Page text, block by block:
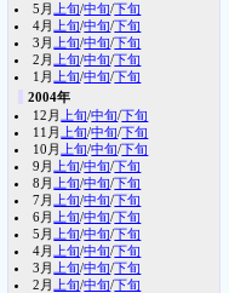
5月 上旬/中旬/下旬
4月 上旬/中旬/下旬
3月 上旬/中旬/下旬
2月 上旬/中旬/下旬
1月 上旬/中旬/下旬
2004年
12月 上旬/中旬/下旬
11月 上旬/中旬/下旬
10月 上旬/中旬/下旬
9月 上旬/中旬/下旬
8月 上旬/中旬/下旬
7月 上旬/中旬/下旬
6月 上旬/中旬/下旬
5月 上旬/中旬/下旬
4月 上旬/中旬/下旬
3月 上旬/中旬/下旬
2月 上旬/中旬/下旬